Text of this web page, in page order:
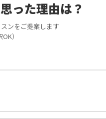
った理由は？
ンをご提案します
）